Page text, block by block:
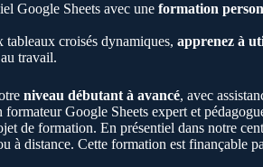
Google Sheets avec une formation
tableaux croisés dynamiques, apprenez à
au travail.
niveau débutant à avancé, avec
formateur Google Sheets expert et
de formation. En présentiel dans notre
à distance. Cette formation est finançable